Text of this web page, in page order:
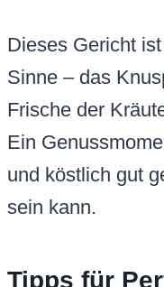
Dieses Gericht
Sinne – das
Frische der
Ein
und köstlich gut
sein kann.
Tipps für